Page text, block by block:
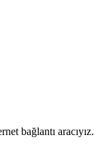
bağlantı aracıyız.